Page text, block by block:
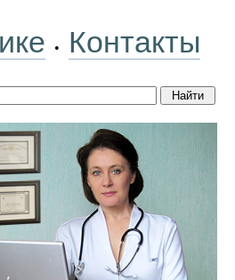
• Контакты